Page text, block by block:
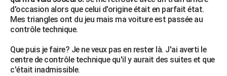
d'occasion alors que celui d'origine était en parfait état.
Mes triangles ont du jeu mais ma voiture est passée au
contrôle technique.
Que puis je faire? Je ne veux pas en rester là. J'ai averti le
centre de contrôle technique qu'il y aurait des suites et que
c'était inadmissible.